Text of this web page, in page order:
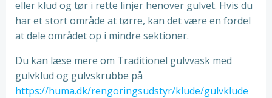
eller klud og tør i rette linjer henover gulvet. Hvis du
har et stort område at tørre, kan det være en fordel
at dele området op i mindre sektioner.
Du kan læse mere om Traditionel gulvvask med
gulvklud og gulvskrubbe på
https://huma.dk/rengoringsudstyr/klude/gulvklude